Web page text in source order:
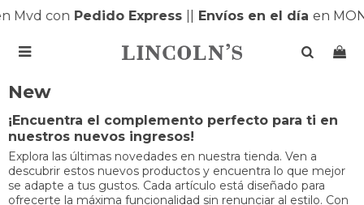
Mvd conPedido Express|| Envíos en el díaen

New
¡Encuentra el complemento perfecto para ti en
nuestros nuevos ingresos!
Explora las últimas novedades en nuestra tienda. Ven a
descubrir estos nuevos productos y encuentra lo que mejor
se adapte a tus gustos. Cada artículo está diseñado para
ofrecerte la máxima funcionalidad sin renunciar al estilo. Con